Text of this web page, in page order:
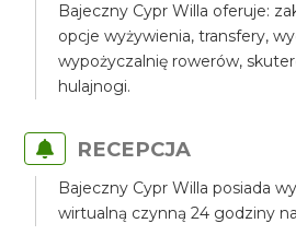
Bajeczny Cypr Willa oferuje:
opcje wyżywienia, transfery,
wypożyczalnię rowerów,
hulajnogi.
RECEPCJA
Bajeczny Cypr Willa posiada
wirtualną czynną 24 godziny